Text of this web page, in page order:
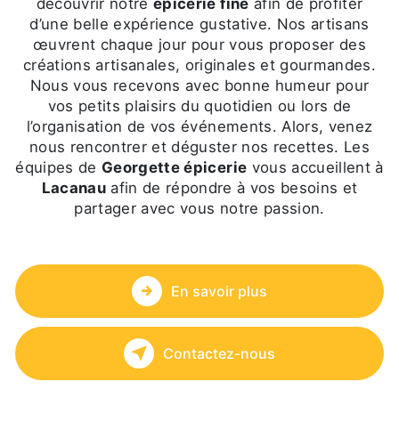
découvrir notreépicerie fine afin de profiter
d’une belle expérience gustative. Nos artisans
œuvrent chaque jour pour vous proposer des
créations artisanales, originales et gourmandes.
Nous vous recevons avec bonne humeur pour
vos petits plaisirs du quotidien ou lors de
l’organisation de vos événements. Alors, venez
nous rencontrer et déguster nos recettes. Les
équipes de Georgette épicerie vous accueillent à
Lacanauafin de répondre à vos besoins et
partager avec vous notre passion.
En savoir plus
Contactez-nous